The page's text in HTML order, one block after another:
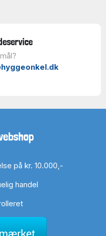
på kr. 10.000,-
handel